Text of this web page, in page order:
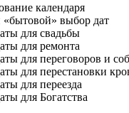
календаря
«бытовой» выбор дат
для свадьбы
для ремонта
для переговоров и
для перестановки
для переезда
для Богатства